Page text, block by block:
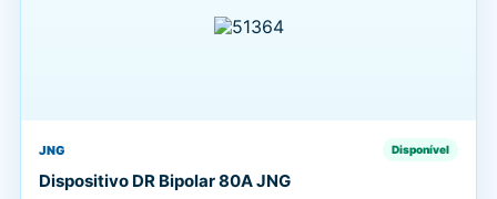
JNG Disponível
Dispositivo DR Bipolar 80A JNG